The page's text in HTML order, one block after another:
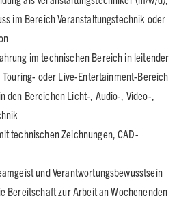
im Bereich Veranstaltungstechnik oder
im technischen Bereich in leitender
oder Live-Entertainment-Bereich
den Bereichen Licht-, Audio-, Video-,
technischen Zeichnungen, CAD-
und Verantwortungsbewusstsein
Bereitschaft zur Arbeit an Wochenenden